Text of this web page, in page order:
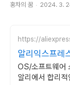
홍차의 꿈 2024. 3.
https://
알리익스프레
Windows 알
OS/소프트웨어
알리에서 합리